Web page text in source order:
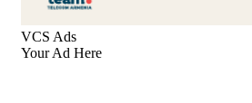
Առաքելական Սուրբ Եկեղեցու